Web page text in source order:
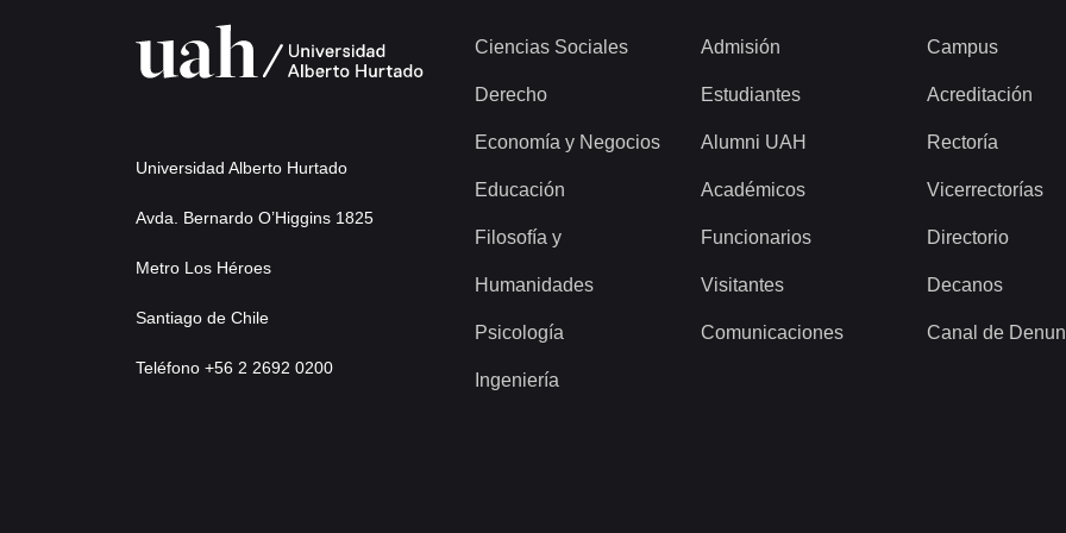
Universidad Alberto Hurtado
Avda. Bernardo O’Higgins 1825
Metro Los Héroes
Santiago de Chile
Teléfono +56 2 2692 0200
Ciencias Sociales
Derecho
Economía y Negocios
Educación
Filosofía y
Humanidades
Psicología
Ingeniería
Admisión
Estudiantes
Alumni UAH
Académicos
Funcionarios
Visitantes
Comunicaciones
Campus
Acreditación
Rectoría
Vicerrectorías
Directorio
Decanos
Canal de